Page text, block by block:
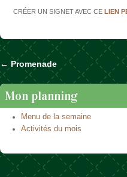
CRÉER UN SIGNET AVEC CELIEN
Naviguer dans
← Promenade
Mon planning
Menu de la semaine
Activités du mois